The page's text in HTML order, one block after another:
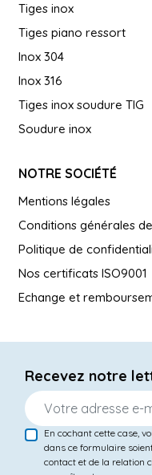
Tiges inox
Tiges piano ressort
Inox 304
Inox 316
Tiges inox soudure TIG
Soudure inox
NOTRE SOCIÉTÉ
Mentions légales
Conditions générales
Politique de
Nos certificats ISO9001
Echange et
Recevez notre
En cochant cette case,
dans ce formulaire
contact et de la relation